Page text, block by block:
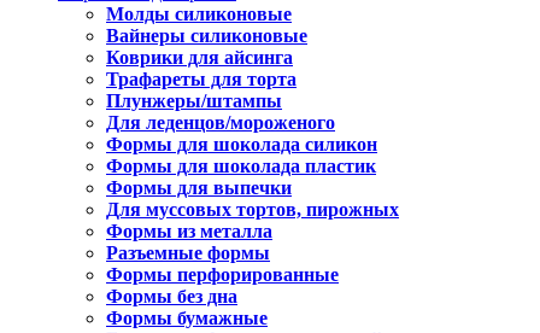
Молды силиконовые
Вайнеры силиконовые
Коврики для айсинга
Трафареты для торта
Плунжеры/штампы
Для леденцов/мороженого
Формы для шоколада силикон
Формы для шоколада пластик
Формы для выпечки
Для муссовых тортов, пирожных
Формы из металла
Разъемные формы
Формы перфорированные
Формы без дна
Формы бумажные